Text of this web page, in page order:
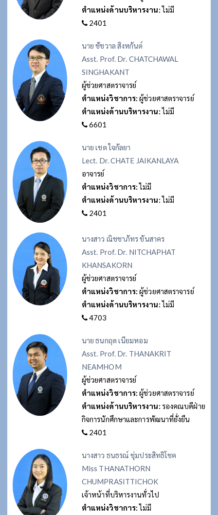
ตำแหน่งด้านบริหารงาน:ไม่มี
2401
นาย ชัชวาล สิงหกันต์
Asst. Prof. Dr. CHATCHAWAL
SINGHAKANT
ผู้ช่วยศาสตราจารย์
ตำแหน่งวิชาการ: ผู้ช่วยศาสตราจารย์
ตำแหน่งด้านบริหารงาน:ไม่มี
6601
นาย เชต ใจกัลยา
Lect. Dr. CHATE JAIKANLAYA
อาจารย์
ตำแหน่งวิชาการ:ไม่มี
ตำแหน่งด้านบริหารงาน:ไม่มี
2401
นางสาว ณิชชาภัทร ขันสาคร
Asst. Prof. Dr. NITCHAPHAT
KHANSAKORN
ผู้ช่วยศาสตราจารย์
ตำแหน่งวิชาการ: ผู้ช่วยศาสตราจารย์
ตำแหน่งด้านบริหารงาน:ไม่มี
4703
นาย ธนกฤต เนียมหอม
Asst. Prof. Dr. THANAKRIT
NEAMHOM
ผู้ช่วยศาสตราจารย์
ตำแหน่งวิชาการ: ผู้ช่วยศาสตราจารย์
ตำแหน่งด้านบริหารงาน: รองคณบดีฝ่าย
กิจการนักศึกษาและการพัฒนาที่ยั่งยืน
2401
นางสาว ธนธรณ์ ชุ่มประสิทธิโชค
Miss THANATHORN
CHUMPRASITTICHOK
เจ้าหน้าที่บริหารงานทั่วไป
ตำแหน่งวิชาการ:ไม่มี